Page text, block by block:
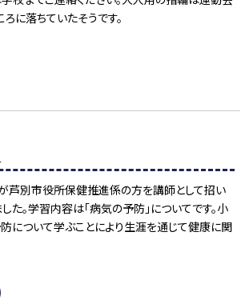
に落ちていたそうです。
芦別市役所保健推進係の方を講師として招い
た。学習内容は「病気の予防」についてです。小
について学ぶことにより生涯を通じて健康に関